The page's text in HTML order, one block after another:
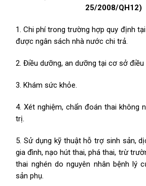
25/2008/QH12)
1. Chi phí trong trường hợp quy định
được ngân sách nhà nước chi trả.
2. Điều dưỡng, an dưỡng tại cơ sở điều
3. Khám sức khỏe.
4. Xét nghiệm, chẩn đoán thai không
trị.
5. Sử dụng kỹ thuật hỗ trợ sinh sản,
gia đình, nạo hút thai, phá thai, trừ
thai nghén do nguyên nhân bệnh lý
sản phụ.